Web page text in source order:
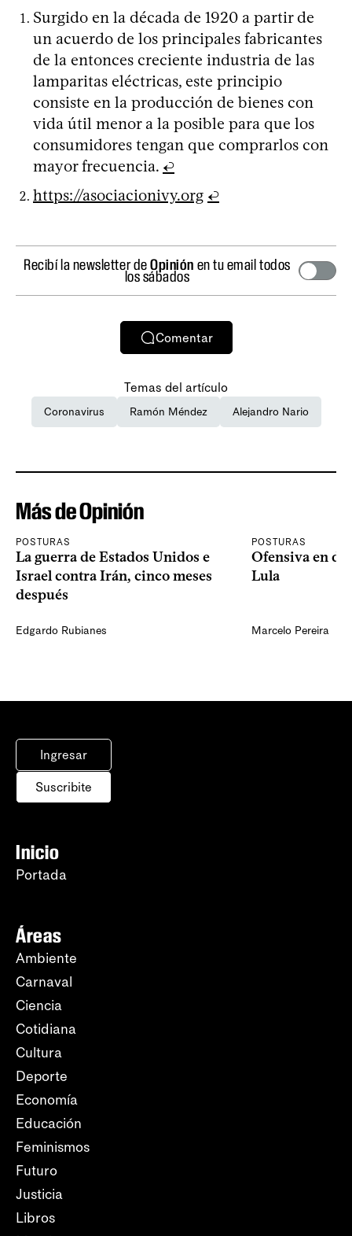
Surgido en la década de 1920 a partir de
un acuerdo de los principales fabricantes
de la entonces creciente industria de las
lamparitas eléctricas, este principio
consiste en la producción de bienes con
vida útil menor a la posible para que los
consumidores tengan que comprarlos con
mayor frecuencia. ↩
https://asociacionivy.org ↩
Recibí la newsletter deOpinión en tu email todos
los sábados
Comentar
Temas del artículo
Coronavirus Ramón Méndez Alejandro Nario
Más de Opinión
POSTURAS
La guerra de Estados Unidos e
Israel contra Irán, cinco meses
después
Edgardo Rubianes
POSTURAS
Ofensiva en
Lula
Marcelo Pereira
Ingresar
Suscribite
Inicio
Portada
Áreas
Ambiente
Carnaval
Ciencia
Cotidiana
Cultura
Deporte
Economía
Educación
Feminismos
Futuro
Justicia
Libros